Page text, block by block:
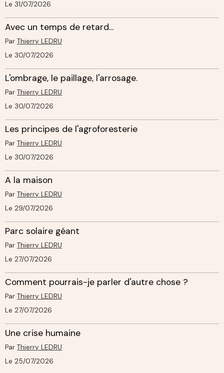
Le 31/07/2026
Avec un temps de retard...
Par Thierry LEDRU
Le 30/07/2026
L'ombrage, le paillage, l'arrosage.
Par Thierry LEDRU
Le 30/07/2026
Les principes de l'agroforesterie
Par Thierry LEDRU
Le 30/07/2026
A la maison
Par Thierry LEDRU
Le 29/07/2026
Parc solaire géant
Par Thierry LEDRU
Le 27/07/2026
Comment pourrais-je parler d'autre chose ?
Par Thierry LEDRU
Le 27/07/2026
Une crise humaine
Par Thierry LEDRU
Le 25/07/2026